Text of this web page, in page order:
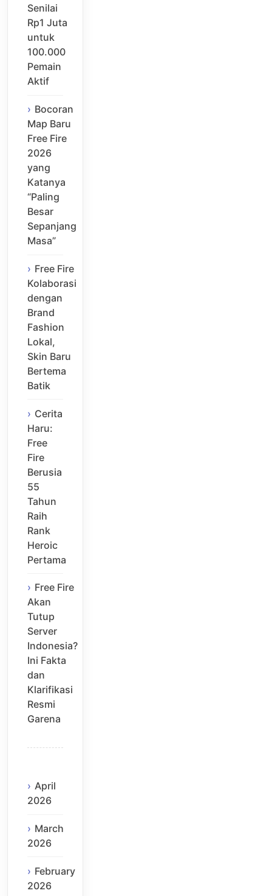
Senilai
Rp1 Juta
untuk
100.000
Pemain
Aktif
Bocoran
Map Baru
Free Fire
2026
yang
Katanya
“Paling
Besar
Sepanjang
Masa”
Free Fire
Kolaborasi
dengan
Brand
Fashion
Lokal,
Skin Baru
Bertema
Batik
Cerita
Haru:
Free
Fire
Berusia
55
Tahun
Raih
Rank
Heroic
Pertama
Free Fire
Akan
Tutup
Server
Indonesia?
Ini Fakta
dan
Klarifikasi
Resmi
Garena
April
2026
March
2026
February
2026